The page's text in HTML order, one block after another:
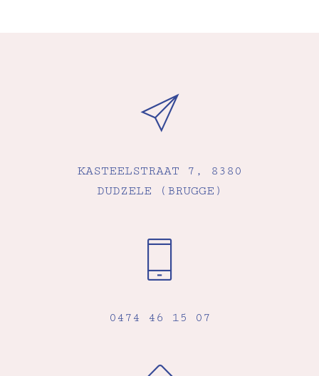
KASTEELSTRAAT 7, 8380
DUDZELE (BRUGGE)
0474 46 15 07